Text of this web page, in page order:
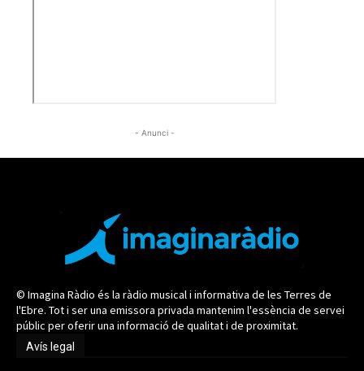
- Anunci -
© Imagina Ràdio és la ràdio musical i informativa de les Terres de
l'Ebre. Tot i ser una emissora privada mantenim l'essència de servei
públic per oferir una informació de qualitat i de proximitat.
Avís legal